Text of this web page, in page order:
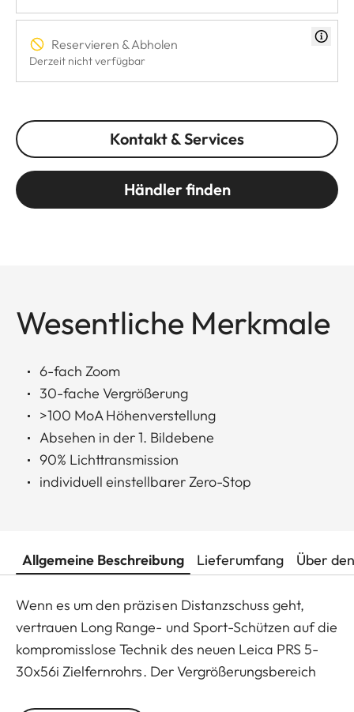
Reservieren & Abholen
Derzeit nicht verfügbar
Kontakt & Services
Händler finden
Wesentliche Merkmale
6-fach Zoom
30-fache Vergrößerung
>100 MoA Höhenverstellung
Absehen in der 1. Bildebene
90% Lichttransmission
individuell einstellbarer Zero-Stop
Allgemeine Beschreibung Lieferumfang Über
Wenn es um den präzisen Distanzschuss geht,
vertrauen Long Range- und Sport-Schützen auf die
kompromisslose Technik des neuen Leica PRS 5-
30x56i Zielfernrohrs. Der Vergrößerungsbereich